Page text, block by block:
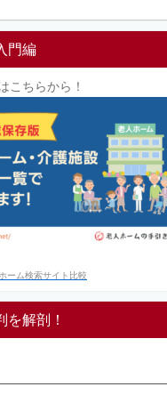
門編
こちらから！
を解剖！